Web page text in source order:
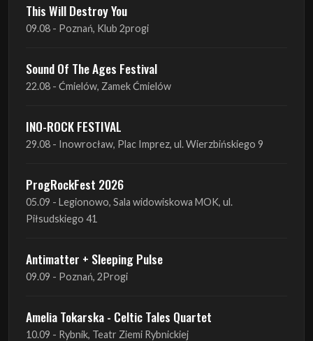
This Will Destroy You
09.08 - Poznań, Klub 2progi
Sound Of The Ages Festival
22.08 - Ćmielów, Zamek Ćmielów
INO-ROCK FESTIVAL
29.08 - Inowrocław, Plac Imprez, ul. Wierzbińskiego 9
ProgRockFest 2026
05.09 - Legionowo, Sala widowiskowa MOK, ul.
Piłsudskiego 41
Antimatter + Sleeping Pulse
09.09 - Poznań, 2Progi
Amelia Tokarska - Celtic Tales Quartet
10.09 - Rybnik, Teatr Ziemi Rybnickiej